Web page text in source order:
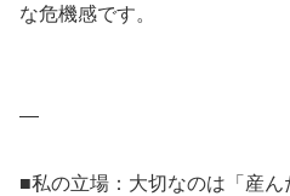
な危機感です。
—
■私の立場：大切なのは「産